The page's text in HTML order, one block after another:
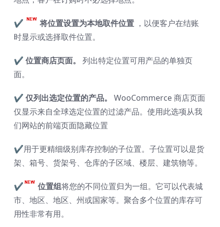
✔ 将位置设置为本地取件位置 ，以便客户在结账
时显示或选择取件位置。
✔ 位置商店页面。
列出特定位置可用产品的单独页
面。
✔ 仅列出选定位置的产品。
WooCommerce 商店页面
仅显示来自全球选定位置的过滤产品。使用此选项从我
们网站的前端页面隐藏位置
✔用于更精细级别库存控制的子位置。子位置可以是货
架、箱号、货架号、仓库的子区域、楼层、建筑物等。
✔ 位置组将您的不同位置归为一组。它可以代表城
市、地区、地区、州或国家等。聚合多个位置的库存可
用性非常有用。